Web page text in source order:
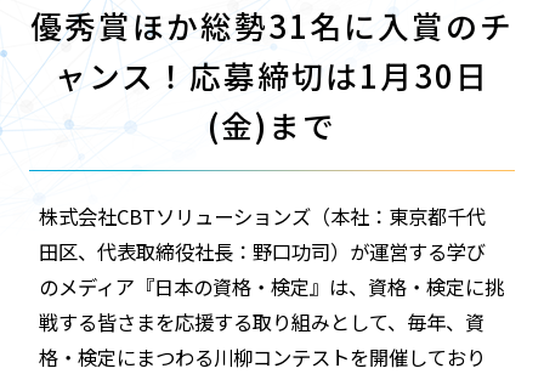
優秀賞ほか総勢31名に入賞のチ
ャンス！応募締切は1月30日
(金)まで
株式会社CBTソリューションズ（本社：東京都千代
田区、代表取締役社長：野口功司）が運営する学び
のメディア『日本の資格・検定』は、資格・検定に挑
戦する皆さまを応援する取り組みとして、毎年、資
格・検定にまつわる川柳コンテストを開催しており